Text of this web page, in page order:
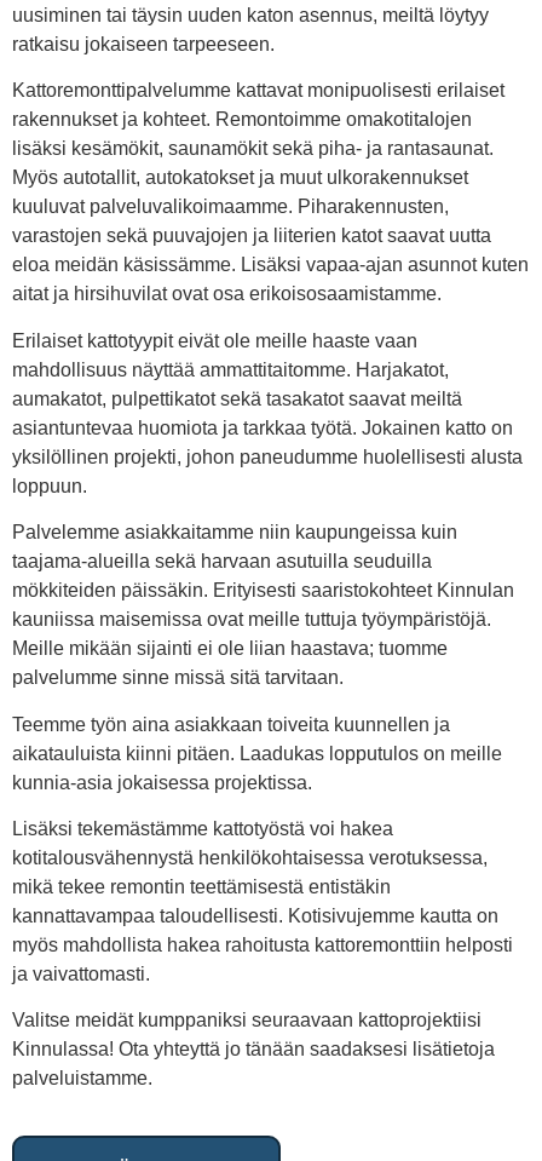
uusiminen tai täysin uuden katon asennus, meiltä löytyy
ratkaisu jokaiseen tarpeeseen.
Kattoremonttipalvelumme kattavat monipuolisesti erilaiset
rakennukset ja kohteet. Remontoimme omakotitalojen
lisäksi kesämökit, saunamökit sekä piha- ja rantasaunat.
Myös autotallit, autokatokset ja muut ulkorakennukset
kuuluvat palveluvalikoimaamme. Piharakennusten,
varastojen sekä puuvajojen ja liiterien katot saavat uutta
eloa meidän käsissämme. Lisäksi vapaa-ajan asunnot kuten
aitat ja hirsihuvilat ovat osa erikoisosaamistamme.
Erilaiset kattotyypit eivät ole meille haaste vaan
mahdollisuus näyttää ammattitaitomme. Harjakatot,
aumakatot, pulpettikatot sekä tasakatot saavat meiltä
asiantuntevaa huomiota ja tarkkaa työtä. Jokainen katto on
yksilöllinen projekti, johon paneudumme huolellisesti alusta
loppuun.
Palvelemme asiakkaitamme niin kaupungeissa kuin
taajama-alueilla sekä harvaan asutuilla seuduilla
mökkiteiden päissäkin. Erityisesti saaristokohteet Kinnulan
kauniissa maisemissa ovat meille tuttuja työympäristöjä.
Meille mikään sijainti ei ole liian haastava; tuomme
palvelumme sinne missä sitä tarvitaan.
Teemme työn aina asiakkaan toiveita kuunnellen ja
aikatauluista kiinni pitäen. Laadukas lopputulos on meille
kunnia-asia jokaisessa projektissa.
Lisäksi tekemästämme kattotyöstä voi hakea
kotitalousvähennystä henkilökohtaisessa verotuksessa,
mikä tekee remontin teettämisestä entistäkin
kannattavampaa taloudellisesti. Kotisivujemme kautta on
myös mahdollista hakea rahoitusta kattoremonttiin helposti
ja vaivattomasti.
Valitse meidät kumppaniksi seuraavaan kattoprojektiisi
Kinnulassa! Ota yhteyttä jo tänään saadaksesi lisätietoja
palveluistamme.